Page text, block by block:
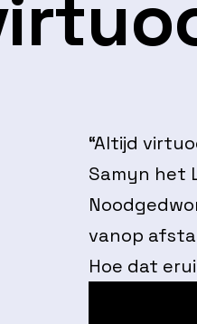
“Altijd
Samyn het
vanop
Hoe dat